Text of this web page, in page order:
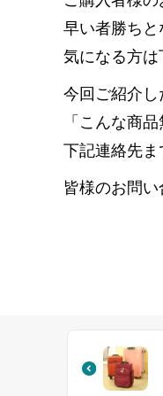
早い者勝ち
気になる方は
今回ご紹介し
「こんな商
下記連絡先ま
皆様のお問